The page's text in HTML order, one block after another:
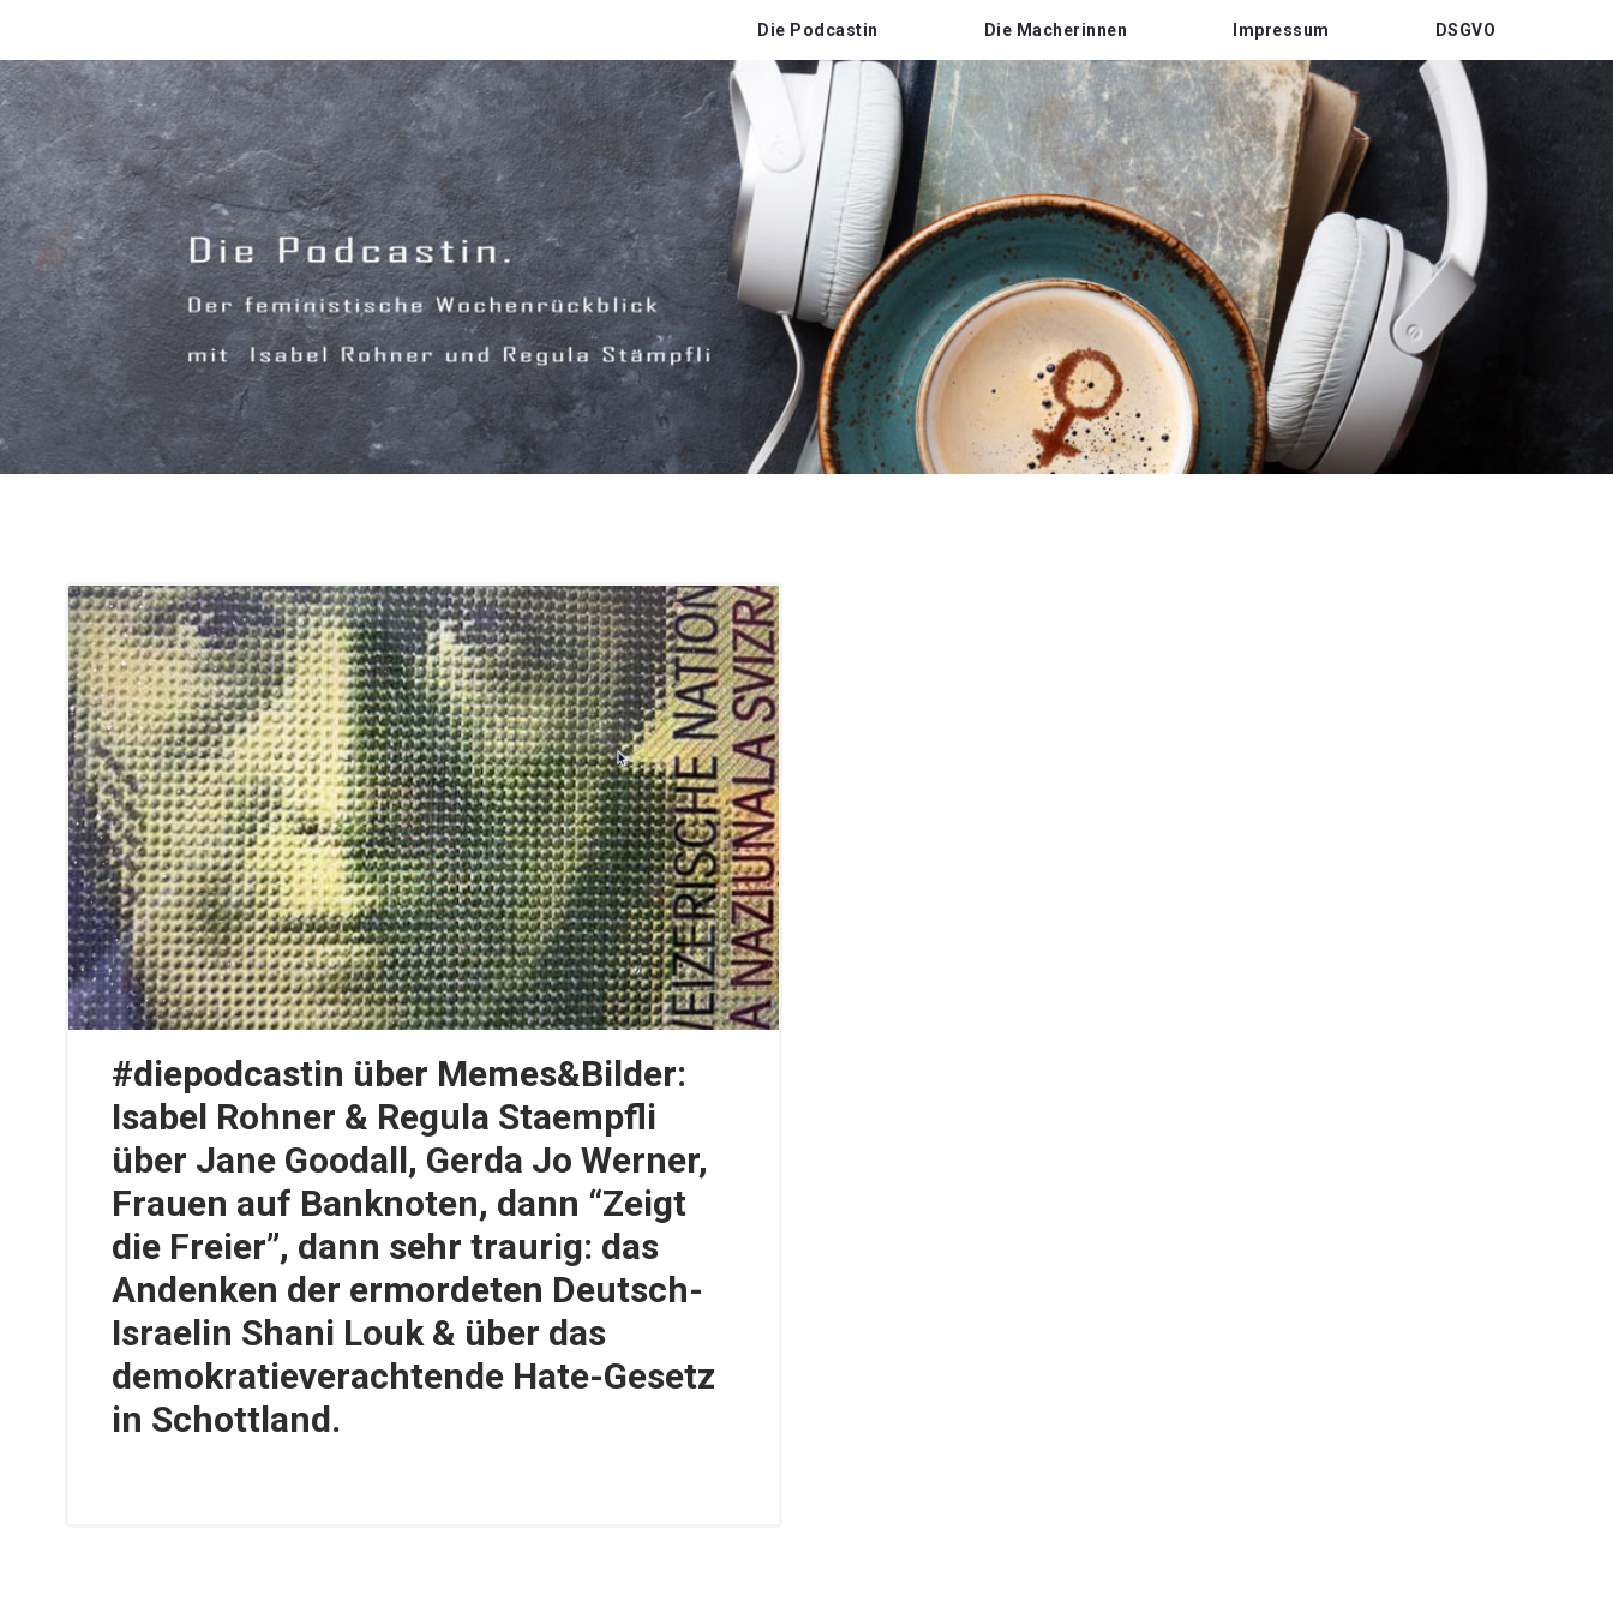
Die Podcastin Die Macherinnen Impressum DSGVO
#diepodcastin über Memes&Bilder:
Isabel Rohner & Regula Staempfli
über Jane Goodall, Gerda Jo Werner,
Frauen auf Banknoten, dann “Zeigt
die Freier”, dann sehr traurig: das
Andenken der ermordeten Deutsch-
Israelin Shani Louk & über das
demokratieverachtende Hate-Gesetz
in Schottland.